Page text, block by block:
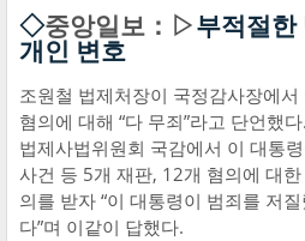
◇중앙일보：▷부적절한
개인 변호
조원철 법제처장이 국정감사장에
혐의에 대해 “다 무죄”라고 단언했
법제사법위원회 국감에서 이 대통
사건 등 5개 재판, 12개 혐의에 대
의를 받자 “이 대통령이 범죄를 저
다”며 이같이 답했다.